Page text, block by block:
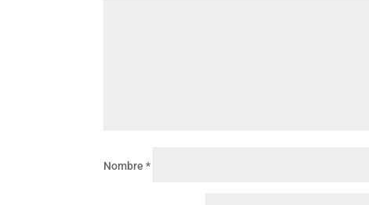
Nombre *